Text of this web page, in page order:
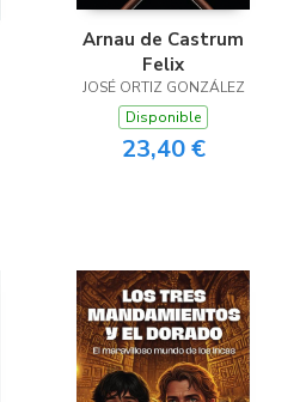
Arnau de Castrum
Felix
JOSÉ ORTIZ GONZÁLEZ
Disponible
23,40 €